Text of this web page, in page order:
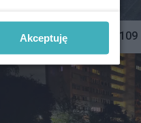
parkowania #109
Akceptuję